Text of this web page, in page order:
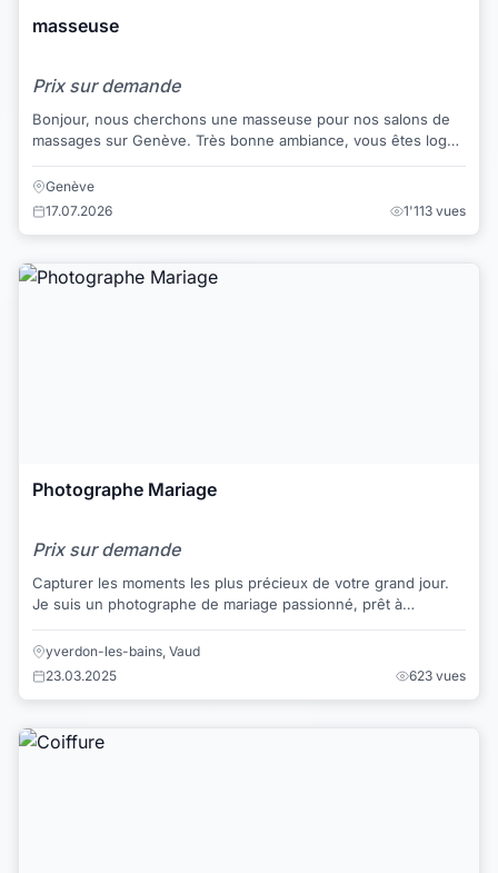
masseuse
Prix sur demande
Bonjour, nous cherchons une masseuse pour nos salons de
massages sur Genève. Très bonne ambiance, vous êtes loge
Genève
17.07.2026
1'113 vues
Photographe Mariage
Prix sur demande
Capturer les moments les plus précieux de votre grand jour.
Je suis un photographe de mariage passionné, prêt à
yverdon-les-bains, Vaud
23.03.2025
623 vues